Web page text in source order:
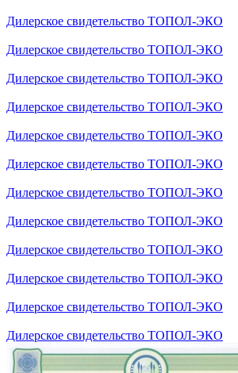
Дилерское свидетельство ТОПОЛ-ЭКО
Дилерское свидетельство ТОПОЛ-ЭКО
Дилерское свидетельство ТОПОЛ-ЭКО
Дилерское свидетельство ТОПОЛ-ЭКО
Дилерское свидетельство ТОПОЛ-ЭКО
Дилерское свидетельство ТОПОЛ-ЭКО
Дилерское свидетельство ТОПОЛ-ЭКО
Дилерское свидетельство ТОПОЛ-ЭКО
Дилерское свидетельство ТОПОЛ-ЭКО
Дилерское свидетельство ТОПОЛ-ЭКО
Дилерское свидетельство ТОПОЛ-ЭКО
Дилерское свидетельство ТОПОЛ-ЭКО